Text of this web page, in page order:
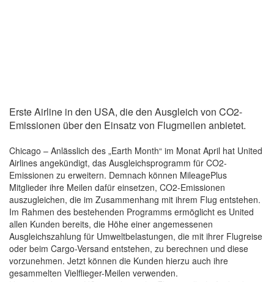
Erste Airline in den USA, die den Ausgleich von CO2-
Emissionen über den Einsatz von Flugmeilen anbietet.
Chicago – Anlässlich des „Earth Month“ im Monat April hat United
Airlines angekündigt, das Ausgleichsprogramm für CO2-
Emissionen zu erweitern. Demnach können MileagePlus
Mitglieder ihre Meilen dafür einsetzen, CO2-Emissionen
auszugleichen, die im Zusammenhang mit ihrem Flug entstehen.
Im Rahmen des bestehenden Programms ermöglicht es United
allen Kunden bereits, die Höhe einer angemessenen
Ausgleichszahlung für Umweltbelastungen, die mit ihrer Flugreise
oder beim Cargo-Versand entstehen, zu berechnen und diese
vorzunehmen. Jetzt können die Kunden hierzu auch ihre
gesammelten Vielflieger-Meilen verwenden.